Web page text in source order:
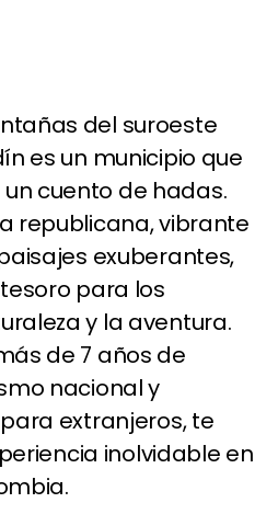
del suroeste
es un municipio que
cuento de hadas.
republicana, vibrante
exuberantes,
para los
y la aventura.
de 7 años de
nacional y
extranjeros, te
inolvidable en